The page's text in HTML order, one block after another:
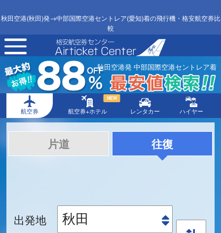
秋田空港(秋田)発→中部国際空港セントレア(愛知)着の飛行機・格安航空券比
較
toggle
navigation
秋田空港発 中部国際空港セントレア着
航空券 航空券+ホテル
NEW
レンタカー ハイヤー
片道 往復
出発地